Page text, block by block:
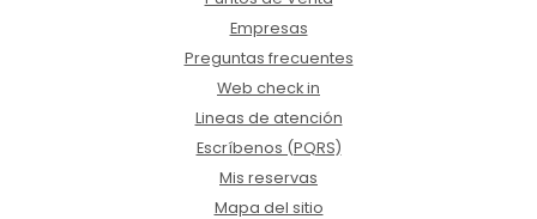
Empresas
Preguntas frecuentes
Web check in
Lineas de atención
Escríbenos (PQRS)
Mis reservas
Mapa del sitio